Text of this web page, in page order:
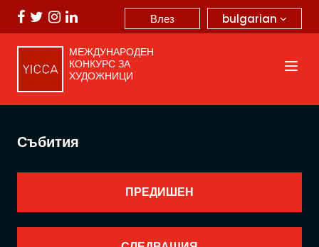
bulgarian
Влез
МЕЖДУНАРОДЕН
КОНКУРС ЗА
ХУДОЖНИЦИ
Събития